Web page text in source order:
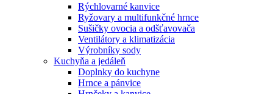
Rýchlovarné kanvice
Ryžovary a multifunkčné hrnce
Sušičky ovocia a odšťavovača
Ventilátory a klimatizácia
Výrobníky sody
Kuchyňa a jedáleň
Doplnky do kuchyne
Hrnce a pánvice